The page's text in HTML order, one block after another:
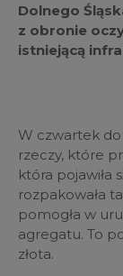
Dolnego
z obronie
istniejącą
W czwartek
rzeczy, które
która pojawiła
rozpakowała
pomogła w
agregatu. To
złota.